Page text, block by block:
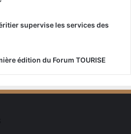
supervise les services des
édition du Forum TOURISE